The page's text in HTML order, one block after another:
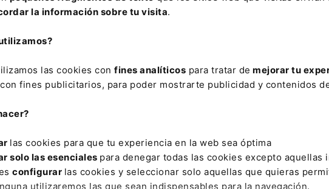
la información sobre tu visita.
las cookies con fines analíticos para tratar de mejorar tu
fines publicitarios, para poder mostrarte publicidad y contenidos
las cookies para que tu experiencia en la web sea óptima
solo las esenciales para denegar todas las cookies excepto aquellas
configurar las cookies y seleccionar solo aquellas que quieras
utilizaremos las que sean indispensables para la navegación.
DE LACTANCIA
Corporativo
Lefebvre
Tienda online
Formación
Empleos
Espacioasesoria.com
Espaciopymes.com
Blog de Actualidad